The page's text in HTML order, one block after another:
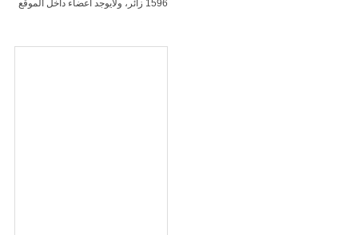
1596 زائر، ولايوجد أعضاء داخل الموقع